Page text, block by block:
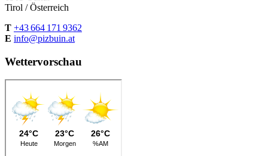
Tirol /Österreich
T +43 664 171 9362
E info@pizbuin.at
Wettervorschau